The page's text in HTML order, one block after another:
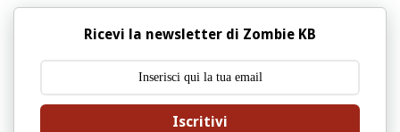
Ricevi la newsletter di Zombie KB
Iscritivi